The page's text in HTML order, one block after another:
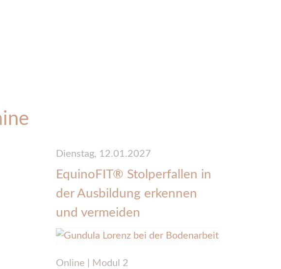
Dienstag, 12.01.2027
EquinoFIT® Stolperfallen in
der Ausbildung erkennen
und vermeiden
Online | Modul 2